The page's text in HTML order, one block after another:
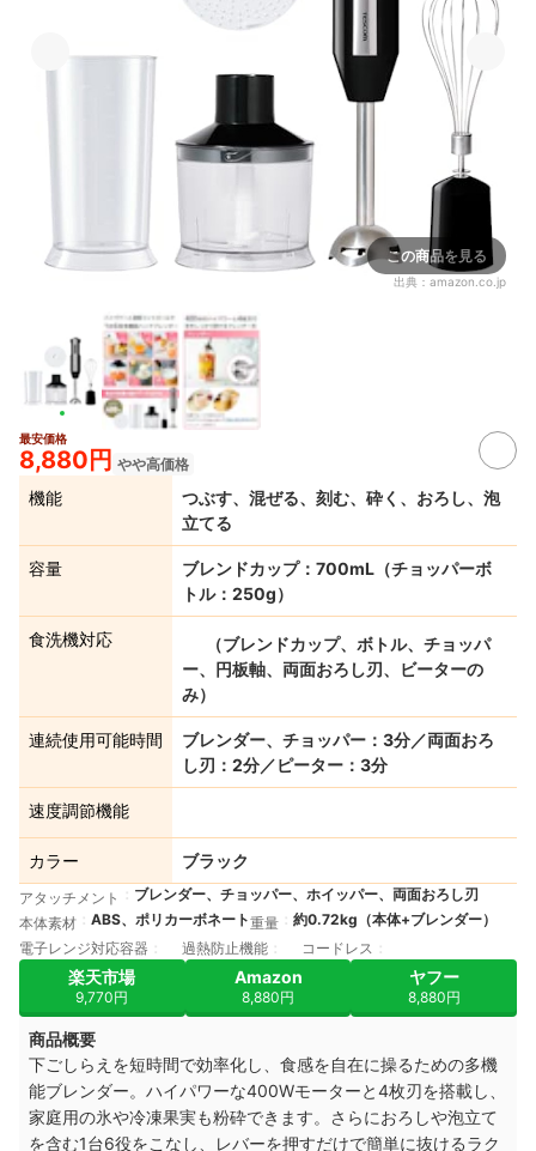
この商品を見る
出典： amazon.co.jp
最安価格
8,880円 やや高価格
機能
つぶす、混ぜる、刻む、砕く、おろし、泡
立てる
容量
ブレンドカップ：700mL（チョッパーボ
トル：250g）
食洗機対応
（ブレンドカップ、ボトル、チョッパ
ー、円板軸、両面おろし刃、ビーターの
み）
連続使用可能時間
ブレンダー、チョッパー：3分／両面おろ
し刃：2分／ピーター：3分
速度調節機能
カラー ブラック
アタッチメント
ブレンダー、チョッパー、ホイッパー、両面おろし刃
本体素材
ABS、ポリカーボネート重量
約0.72kg（本体+ブレンダー）
電子レンジ対応容器
過熱防止機能 コードレス
楽天市場
9,770円
Amazon
8,880円
ヤフー
8,880円
商品概要
下ごしらえを短時間で効率化し、食感を自在に操るための多機
能ブレンダー。ハイパワーな400Wモーターと4枚刃を搭載し、
家庭用の氷や冷凍果実も粉砕できます。さらにおろしや泡立て
を含む1台6役をこなし、レバーを押すだけで簡単に抜けるラク